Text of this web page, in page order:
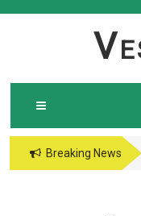
V
Breaking News